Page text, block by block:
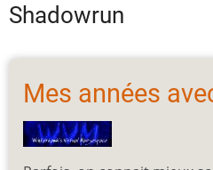
Shadowrun
Mes années